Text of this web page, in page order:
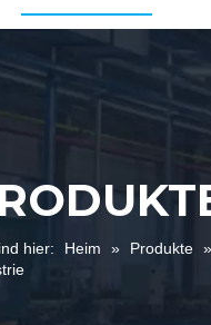
hier: Heim » Produkte »